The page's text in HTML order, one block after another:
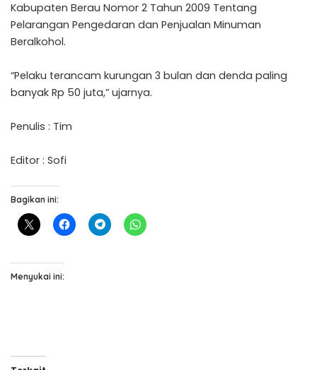
Kabupaten Berau Nomor 2 Tahun 2009 Tentang
Pelarangan Pengedaran dan Penjualan Minuman
Beralkohol.
“Pelaku terancam kurungan 3 bulan dan denda paling
banyak Rp 50 juta,” ujarnya.
Penulis : Tim
Editor : Sofi
Bagikan ini:
Menyukai ini: